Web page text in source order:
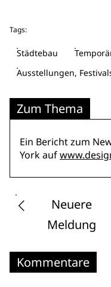
Tags:
Städtebau
Ausstellungen,
Zum Thema
Ein Bericht zum
York auf
Neuere
Meldung
Kommentare